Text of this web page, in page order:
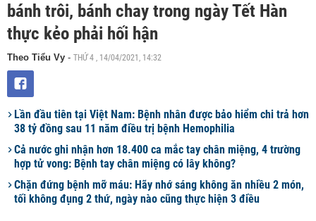
bánh trôi, bánh chay trong ngày Tết Hàn
thực kẻo phải hối hận
Theo Tiểu Vy - THỨ 4 , 14/04/2021, 14:32
Lần đầu tiên tại Việt Nam: Bệnh nhân được bảo hiểm chi trả hơn
38 tỷ đồng sau 11 năm điều trị bệnh Hemophilia
Cả nước ghi nhận hơn 18.400 ca mắc tay chân miệng, 4 trường
hợp tử vong: Bệnh tay chân miệng có lây không?
Chặn đứng bệnh mỡ máu: Hãy nhớ sáng không ăn nhiều 2 món,
tối không đụng 2 thứ, ngày nào cũng thực hiện 3 điều